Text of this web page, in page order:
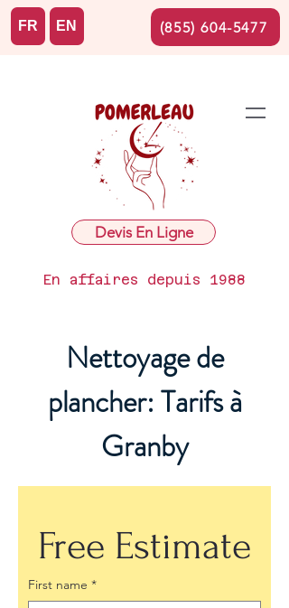
Devis En Ligne
En affaires depuis 1988
FR EN (855) 604-5477
Nettoyage de
plancher: Tarifs à
Granby
Free Estimate
First name *